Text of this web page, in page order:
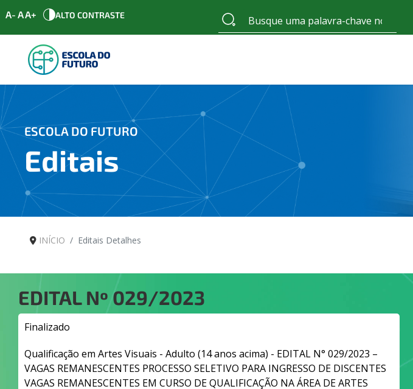
A- AA+ ALTO CONTRASTE
ESCOLA DO FUTURO
Editais
INÍCIO Editais Detalhes
EDITAL Nº 029/2023
Finalizado
Qualificação em Artes Visuais - Adulto (14 anos acima) - EDITAL N° 029/2023 –
VAGAS REMANESCENTES PROCESSO SELETIVO PARA INGRESSO DE DISCENTES
VAGAS REMANESCENTES EM CURSO DE QUALIFICAÇÃO NA ÁREA DE ARTES